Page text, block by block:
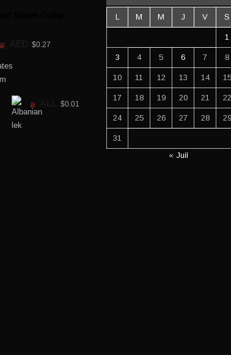
$0.27
$0.01
L M M J V S
1
3 4 5 6 7 8
10 11 12 13 14 15
17 18 19 20 21 22
24 25 26 27 28 29
31
« Juil